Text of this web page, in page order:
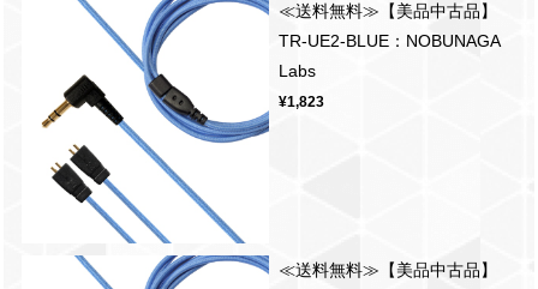
≪送料無料≫【美品中古品】
TR-UE2-BLUE：NOBUNAGA
Labs
¥1,823
≪送料無料≫【美品中古品】